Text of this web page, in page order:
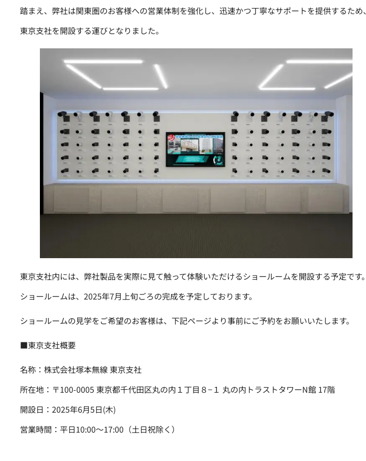
踏まえ、弊社は関東圏のお客様への営業体制を強化し、迅速かつ丁寧なサポートを提供するため、
東京支社を開設する運びとなりました。
東京支社内には、弊社製品を実際に見て触って体験いただけるショールームを開設する予定です。
ショールームは、2025年7月上旬ごろの完成を予定しております。
ショールームの見学をご希望のお客様は、下記ページより事前にご予約をお願いいたします。
■東京支社概要
名称：株式会社塚本無線 東京支社
所在地：〒100-0005 東京都千代田区丸の内１丁目８−１ 丸の内トラストタワーN館 17階
開設日：2025年6月5日(木)
営業時間：平日10:00～17:00（土日祝除く）